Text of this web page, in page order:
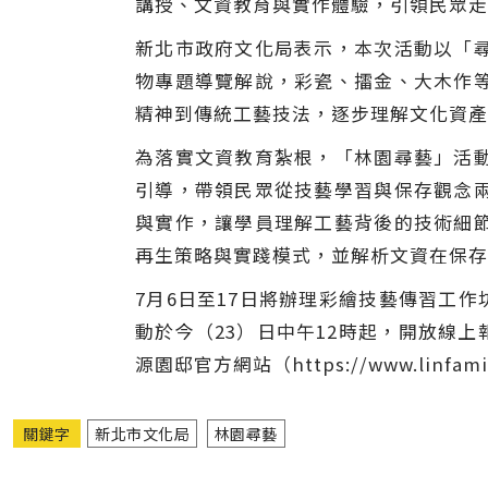
新北市政府文化局表示，本次活動以「
物專題導覽解說，彩瓷、擂金、大木作
精神到傳統工藝技法，逐步理解文化資
為落實文資教育紮根，「林園尋藝」活
引導，帶領民眾從技藝學習與保存觀念
與實作，讓學員理解工藝背後的技術細
再生策略與實踐模式，並解析文資在保
7月6日至17日將辦理彩繪技藝傳習工
動於今（23）日中午12時起，開放線
源園邸官方網站（https://
關鍵字 新北市文化局 林園尋藝